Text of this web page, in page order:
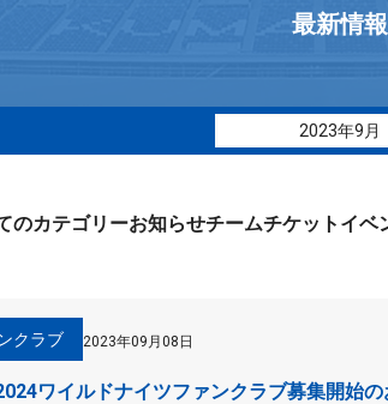
最新情報
2023年9月
のカテゴリーお知らせチームチケット イベ
クラブ 2023年09月08日
ワイルドナイツファンクラブ募集開始